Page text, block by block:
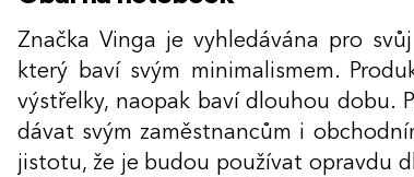
Značka Vinga je vyhledávána pro
který baví svým minimalismem.
výstřelky, naopak baví dlouhou dobu.
dávat svým zaměstnancům i
jistotu, že je budou používat opravdu